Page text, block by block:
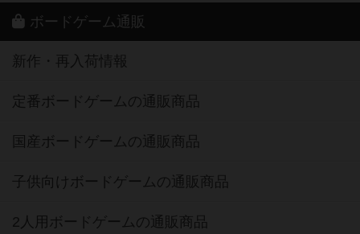
ボードゲーム通販
新作・再入荷情報
定番ボードゲームの通販商品
国産ボードゲームの通販商品
子供向けボードゲームの通販商品
2人用ボードゲームの通販商品